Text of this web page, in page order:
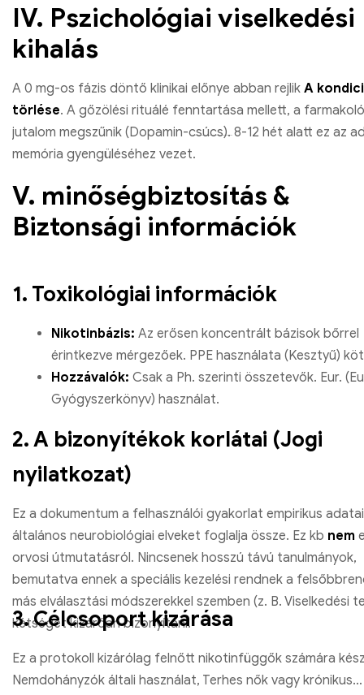
IV. Pszichológiai viselkedési
kihalás
A 0 mg-os fázis döntő klinikai előnye abban rejlik A
törlése. A gőzölési rituálé fenntartása mellett, a
jutalom megszűnik (Dopamin-csúcs). 8-12 hét alatt ez az
memória gyengüléséhez vezet.
V. minőségbiztosítás &
Biztonsági információk
1. Toxikológiai információk
Nikotinbázis: Az erősen koncentrált bázisok bőrrel
érintkezve mérgezőek. PPE használata (Kesztyű)
Hozzávalók: Csak a Ph. szerinti összetevők. Eur.
Gyógyszerkönyv) használat.
2. A bizonyítékok korlátai (Jogi
nyilatkozat)
Ez a dokumentum a felhasználói gyakorlat empirikus
általános neurobiológiai elveket foglalja össze. Ez kb nem
orvosi útmutatásról. Nincsenek hosszú távú tanulmányok,
bemutatva ennek a speciális kezelési rendnek a
más elválasztási módszerekkel szemben (z. B. Viselkedési
kétséget kizáróan bizonyítani.
3. Célcsoport kizárása
Ez a protokoll kizárólag felnőtt nikotinfüggők számára
Nemdohányzók általi használat, Terhes nők vagy krónikus